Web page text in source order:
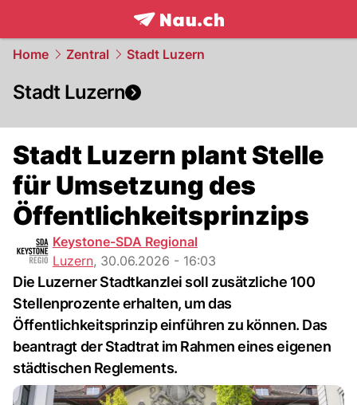
frontpage.NAU.ch
Home Zentral Stadt Luzern
Stadt Luzern
Stadt Luzern plant Stelle
für Umsetzung des
Öffentlichkeitsprinzips
Keystone-SDA Regional
Luzern, 30.06.2026 - 16:03
Die Luzerner Stadtkanzlei soll zusätzliche 100
Stellenprozente erhalten, um das
Öffentlichkeitsprinzip einführen zu können. Das
beantragt der Stadtrat im Rahmen eines eigenen
städtischen Reglements.